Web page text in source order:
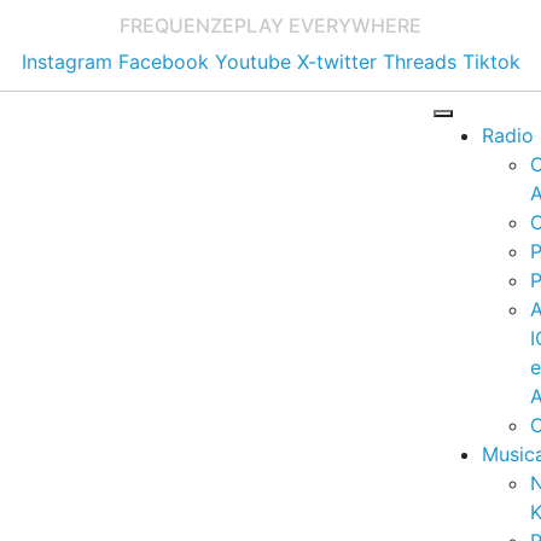
FREQUENZEPLAY EVERYWHERE
Instagram Facebook Youtube X-twitter Threads Tiktok
Radio
e